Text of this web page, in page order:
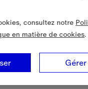
consultez notre
en matière de cookies.
Gérer